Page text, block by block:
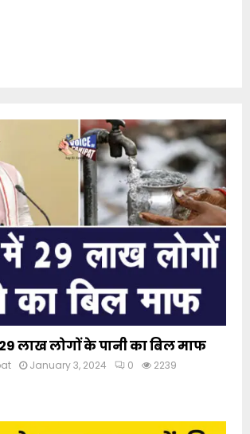
लाख लोगों के पानी का बिल माफ
January 3, 2024 0 2239